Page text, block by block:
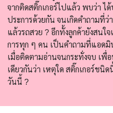
จากติดสติ๊กเกอร์ไปแล้ว พบว่า ไ
ประการด้วยกัน จนเกิดคำถามที่ว่
แล้วรถสวย ? อีกทั้งลูกค้ายังสนใ
การทุก ๆ คน เป็นคำถามที่แอดมิ
เมื่อติดตามอ่านจนกระทั่งจบ เพื่อ
เดียวกันว่า เหตุใด สติ๊กเกอร์ชนิ
วันนี้ ?